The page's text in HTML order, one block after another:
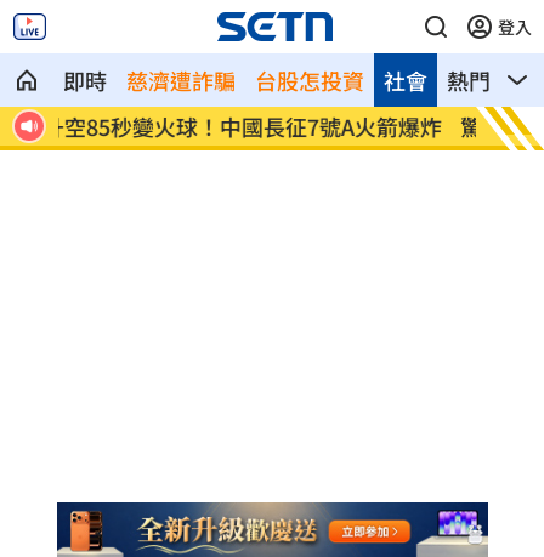
登入
即時 慈濟遭詐騙 台股怎投資 熱門 影
社會
炸 驚悚！7米巨蟒爬電桿獵食 3鴿目睹牠慘
死
揭密
神股